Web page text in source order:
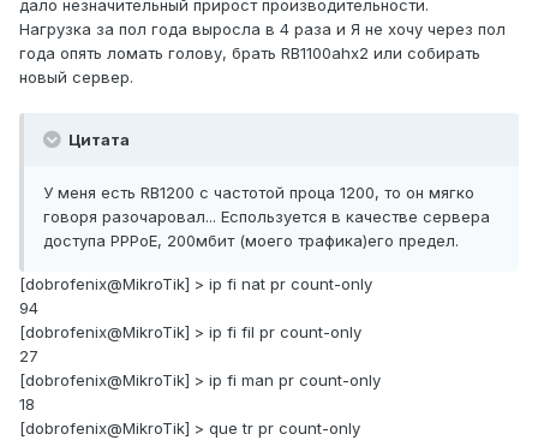
дало незначительный прирост производительности.
Нагрузка за пол года выросла в 4 раза и Я не хочу через пол
года опять ломать голову, брать RB1100ahx2 или собирать
новый сервер.
Цитата
У меня есть RB1200 с частотой проца 1200, то он мягко
говоря разочаровал... Еспользуется в качестве сервера
доступа PPPoE, 200мбит (моего трафика)его предел.
[dobrofenix@MikroTik] > ip fi nat pr count-only
94
[dobrofenix@MikroTik] > ip fi fil pr count-only
27
[dobrofenix@MikroTik] > ip fi man pr count-only
18
[dobrofenix@MikroTik] > que tr pr count-only